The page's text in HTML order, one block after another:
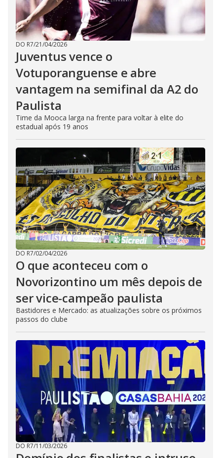
DO R7/21/04/2026
Juventus vence o
Votuporanguense e abre
vantagem na semifinal da A2 do
Paulista
Time da Mooca larga na frente para voltar à elite do
estadual após 19 anos
DO R7/02/04/2026
O que aconteceu com o
Novorizontino um mês depois de
ser vice-campeão paulista
Bastidores e Mercado: as atualizações sobre os próximos
passos do clube
DO R7/11/03/2026